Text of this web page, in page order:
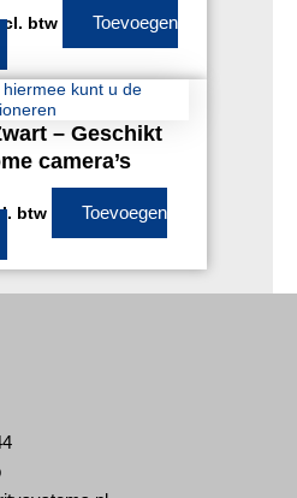
btw
Toevoegen
– Geschikt
camera’s
btw
Toevoegen